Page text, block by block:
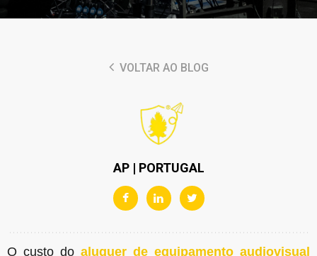
VOLTAR AO BLOG
AP | PORTUGAL
O custo do aluguer de equipamento audiovisual